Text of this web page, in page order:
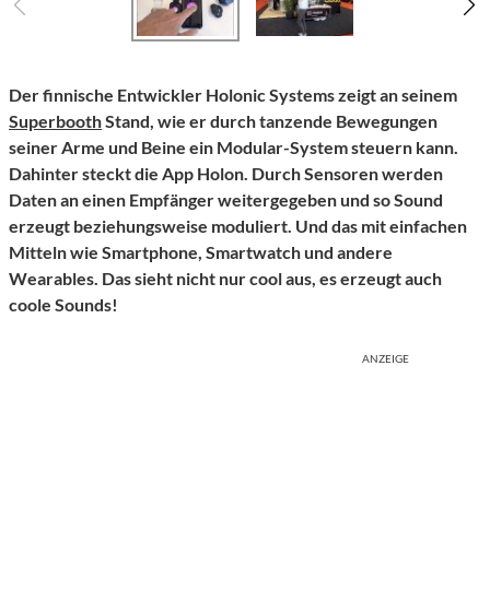
Der finnische Entwickler Holonic Systems zeigt an seinem
SuperboothStand, wie er durch tanzende Bewegungen
seiner Arme und Beine ein Modular-System steuern kann.
Dahinter steckt die App Holon. Durch Sensoren werden
Daten an einen Empfänger weitergegeben und so Sound
erzeugt beziehungsweise moduliert. Und das mit einfachen
Mitteln wie Smartphone, Smartwatch und andere
Wearables. Das sieht nicht nur cool aus, es erzeugt auch
coole Sounds!
ANZEIGE